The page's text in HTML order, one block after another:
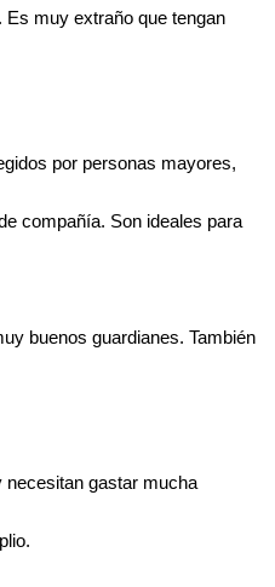
muy extraño que tengan
por personas mayores,
compañía. Son ideales para
buenos guardianes. También
necesitan gastar mucha